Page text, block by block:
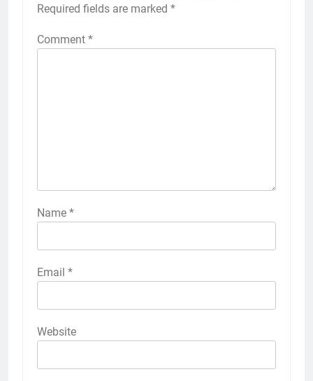
Required fields are marked *
Comment *
Name *
Email *
Website